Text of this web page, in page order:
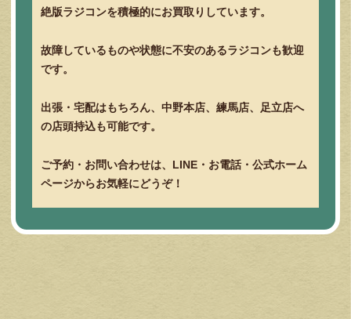
絶版ラジコンを積極的にお買取りしています。
故障しているものや状態に不安のあるラジコンも歓迎
です。
出張・宅配はもちろん、中野本店、練馬店、足立店へ
の店頭持込も可能です。
ご予約・お問い合わせは、LINE・お電話・公式ホーム
ページからお気軽にどうぞ！